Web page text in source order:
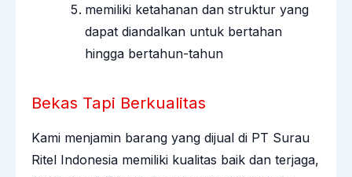
memiliki ketahanan dan struktur yang
dapat diandalkan untuk bertahan
hingga bertahun-tahun
Bekas Tapi Berkualitas
Kami menjamin barang yang dijual di PT Surau
Ritel Indonesia memiliki kualitas baik dan terjaga,